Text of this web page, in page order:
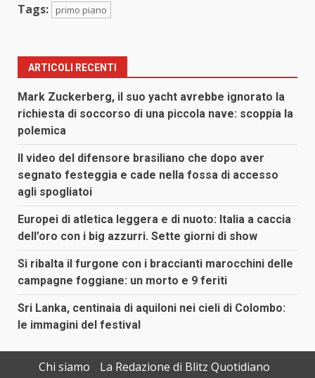
Tags: primo piano
ARTICOLI RECENTI
Mark Zuckerberg, il suo yacht avrebbe ignorato la
richiesta di soccorso di una piccola nave: scoppia la
polemica
Il video del difensore brasiliano che dopo aver
segnato festeggia e cade nella fossa di accesso
agli spogliatoi
Europei di atletica leggera e di nuoto: Italia a caccia
dell’oro con i big azzurri. Sette giorni di show
Si ribalta il furgone con i braccianti marocchini delle
campagne foggiane: un morto e 9 feriti
Sri Lanka, centinaia di aquiloni nei cieli di Colombo:
le immagini del festival
Chi siamo
La Redazione di Blitz Quotidiano